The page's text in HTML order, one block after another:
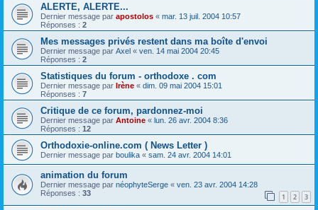
ALERTE, ALERTE...
Dernier message par apostolos « mar. 13 juil. 2004 10:57
Réponses : 2
Mes messages privés restent dans ma boîte d'envoi
Dernier message par Axel « ven. 14 mai 2004 20:45
Réponses : 2
Statistiques du forum - orthodoxe . com
Dernier message par Irène « dim. 09 mai 2004 15:01
Réponses : 7
Critique de ce forum, pardonnez-moi
Dernier message par Antoine « lun. 26 avr. 2004 8:36
Réponses : 12
Orthodoxie-online.com ( News Letter )
Dernier message par boulika « sam. 24 avr. 2004 14:01
animation du forum
Dernier message par néophyteSerge « ven. 23 avr. 2004 14:28
Réponses : 33 1 2 3